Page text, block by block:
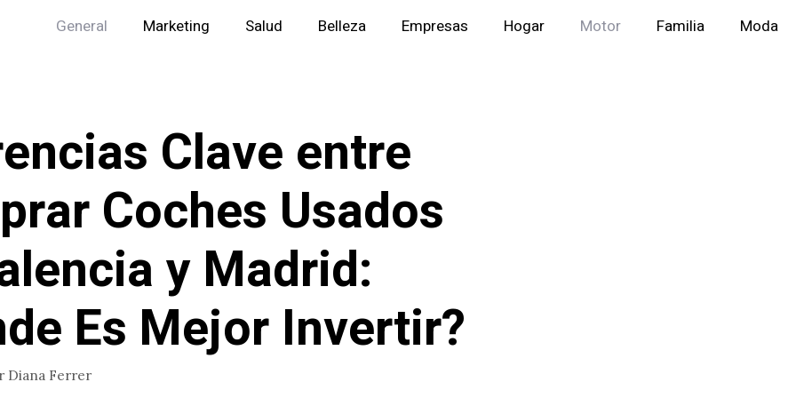
General Marketing Salud Belleza Empresas Hogar Motor Familia Moda
Clave entre
Coches Usados
y Madrid:
Es Mejor Invertir?
Diana Ferrer